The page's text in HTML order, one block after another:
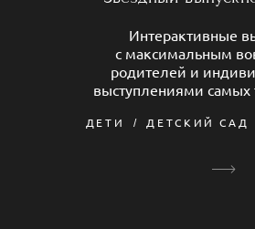
Интерактивные
с максимальным
родителей и
выступлениями самых
ДЕТИ ДЕТСКИЙ САД